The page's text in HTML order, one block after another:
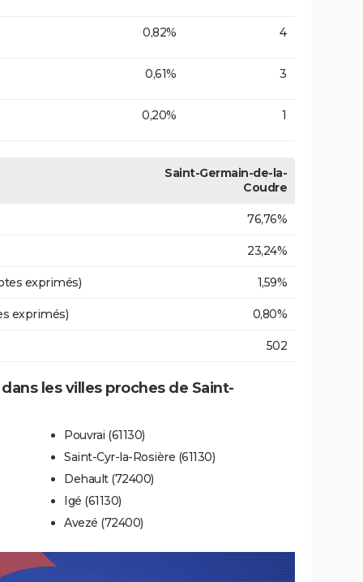
0,82% 4
0,61% 3
0,20% 1
Saint-Germain-de-la-
Coudre
76,76%
23,24%
exprimés) 1,59%
exprimés) 0,80%
502
les villes proches de Saint-
Pouvrai (61130)
Saint-Cyr-la-Rosière (61130)
Dehault (72400)
Igé (61130)
Avezé (72400)